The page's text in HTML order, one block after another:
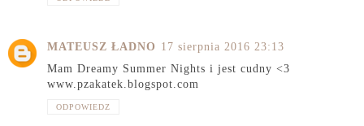
MATEUSZ ŁADNO 17 sierpnia 2016 23:13
Mam Dreamy Summer Nights i jest cudny <3
www.pzakatek.blogspot.com
ODPOWIEDZ